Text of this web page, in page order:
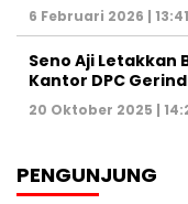
6 Februari 2026 |
Seno Aji Letakkan
Kantor DPC
20 Oktober 2025 |
PENGUNJUNG